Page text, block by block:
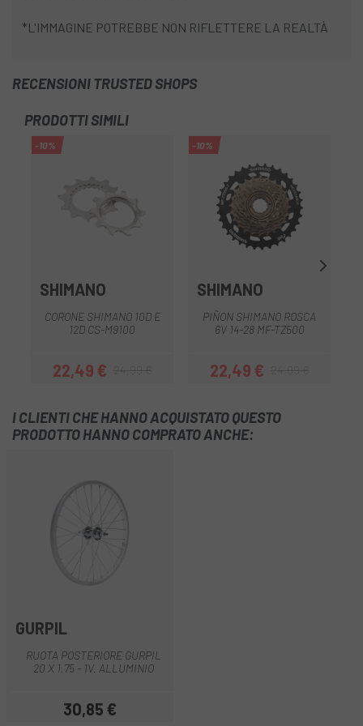
*L'IMMAGINE POTREBBE NON RIFLETTERE LA REALTÀ
RECENSIONI TRUSTED SHOPS
PRODOTTI SIMILI
-10%
SHIMANO
CORONE SHIMANO 10D E
12D CS-M9100
Prezzo
22,49 €Prezzo base
-10%
SHIMANO
PIÑON SHIMANO ROSCA
6V 14-28 MF-TZ500
Prezzo
22,49 €Prezzo base
I CLIENTI CHE HANNO ACQUISTATO QUESTO
PRODOTTO HANNO COMPRATO ANCHE:
GURPIL
RUOTA POSTERIORE GURPIL
20 X 1,75 - 1V. ALLUMINIO
Prezzo
30,85 €